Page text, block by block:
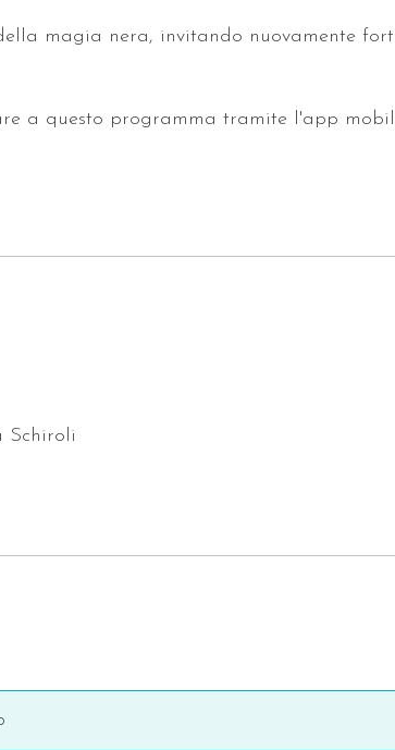
magia nera, invitando nuovamente
a questo programma tramite l'app
Schiroli